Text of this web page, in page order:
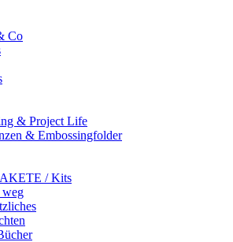
Co
& Project Life
& Embossingfolder
/ Kits
weg